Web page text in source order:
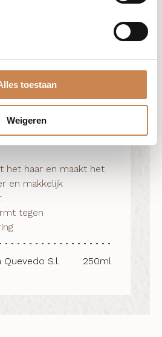
toestaan
Weigeren
verzegeld voor
en makkelijk
Quevedo S.l. 250ml